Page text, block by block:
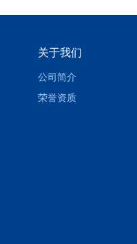
关于我们
公司简介
荣誉资质